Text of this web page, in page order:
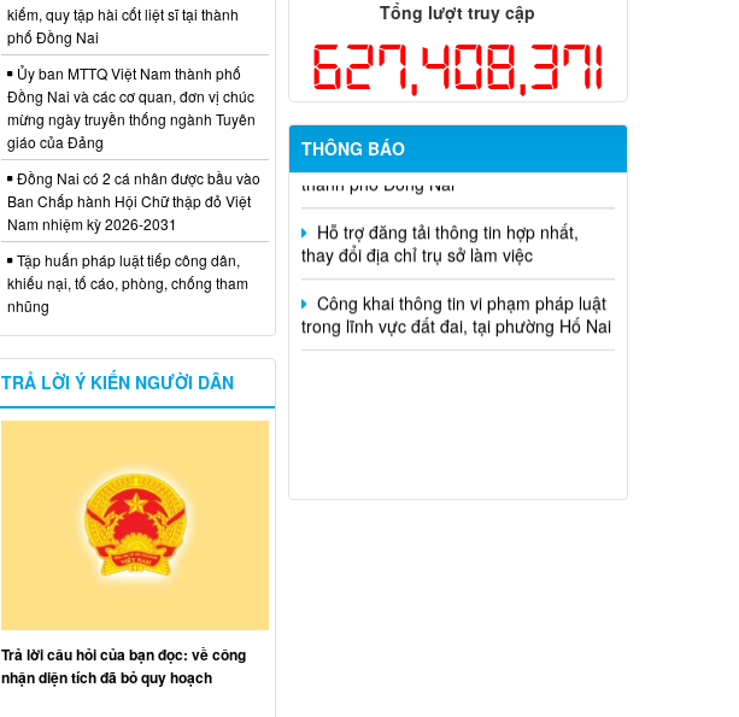
Tổng lượt truy cập
627,408,371
THÔNG BÁO
Kế hoạch Thông tin, tuyên truyền triển
khai Kế hoạch Khám sức khỏe định kỳ
hoặc khám sàng lọc miễn phí ít nhất mỗi
thành phố Đồng Nai
Hỗ trợ đăng tải thông tin hợp nhất,
thay đổi địa chỉ trụ sở làm việc
Công khai thông tin vi phạm pháp luật
trong lĩnh vực đất đai, tại phường Hố Nai
kiếm, quy tập hài cốt liệt sĩ tại thành
phố Đồng Nai
Ủy ban MTTQ Việt Nam thành phố
Đồng Nai và các cơ quan, đơn vị chúc
mừng ngày truyền thống ngành Tuyên
giáo của Đảng
Đồng Nai có 2 cá nhân được bầu vào
Ban Chấp hành Hội Chữ thập đỏ Việt
Nam nhiệm kỳ 2026-2031
Tập huấn pháp luật tiếp công dân,
khiếu nại, tố cáo, phòng, chống tham
nhũng
TRẢ LỜI Ý KIẾN NGƯỜI DÂN
Trả lời câu hỏi của bạn đọc: về công
nhận diện tích đã bỏ quy hoạch